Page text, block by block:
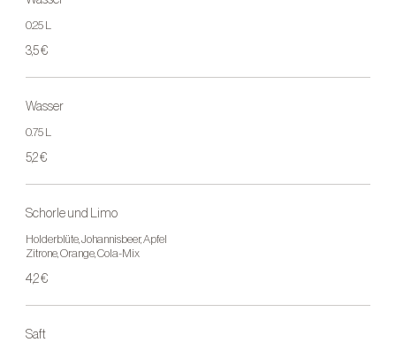
0.25 L
3,5 €
Wasser
0.75 L
5,2 €
Schorle und Limo
Holderblüte, Johannisbeer, Apfel
Zitrone, Orange, Cola-Mix
4,2 €
Saft